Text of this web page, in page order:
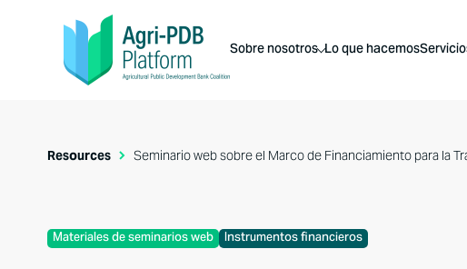
Sobre nosotros Lo que hacemos
Resources Seminario web sobre el Marco de Financiamiento para la
Materiales de seminarios web Instrumentos financieros